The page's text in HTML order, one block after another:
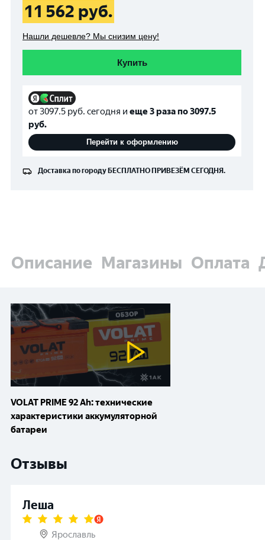
11 562 руб.
Нашли дешевле? Мы снизим цену!
Купить
от 3097.5 руб. сегодня и еще 3 раза по3097.5
руб.
Перейти к оформлению
Доставка по городуБЕСПЛАТНОПРИВЕЗЁМ СЕГОДНЯ.
Описание Магазины Оплата
VOLAT PRIME 92 Ah: технические
характеристики аккумуляторной
батареи
Отзывы
Леша
Ярославль